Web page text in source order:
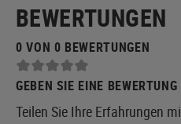
BEWERTUNGEN
0 VON 0 BEWERTUNGEN
GEBEN SIE EINE
Teilen Sie Ihre Erfahrungen